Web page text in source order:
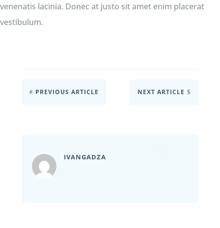
venenatis lacinia. Donec at justo sit amet enim placerat
vestibulum.
# PREVIOUS ARTICLE NEXT ARTICLE $
IVANGADZA